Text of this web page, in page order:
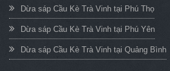
Dừa sáp Cầu Kè Trà Vinh tại Phú Thọ
Dừa sáp Cầu Kè Trà Vinh tại Phú Yên
Dừa sáp Cầu Kè Trà Vinh tại Quảng Bình